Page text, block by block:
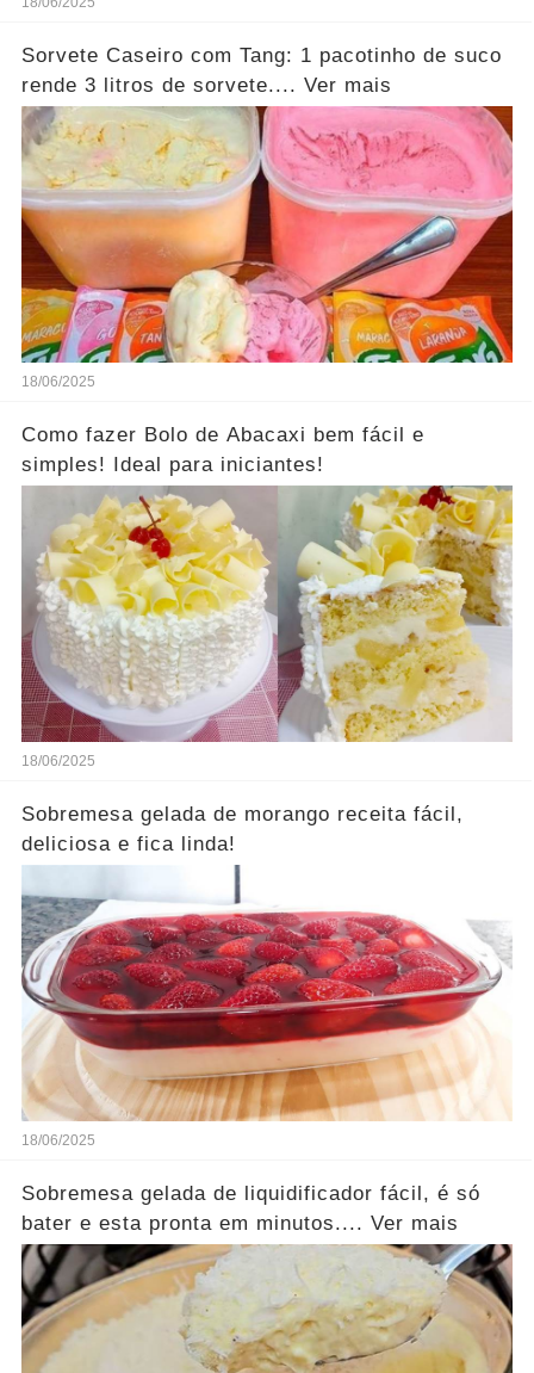
Sorvete Caseiro com Tang: 1 pacotinho de suco
rende 3 litros de sorvete.... Ver mais
18/06/2025
Como fazer Bolo de Abacaxi bem fácil e
simples! Ideal para iniciantes!
18/06/2025
Sobremesa gelada de morango receita fácil,
deliciosa e fica linda!
18/06/2025
Sobremesa gelada de liquidificador fácil, é só
bater e esta pronta em minutos.... Ver mais